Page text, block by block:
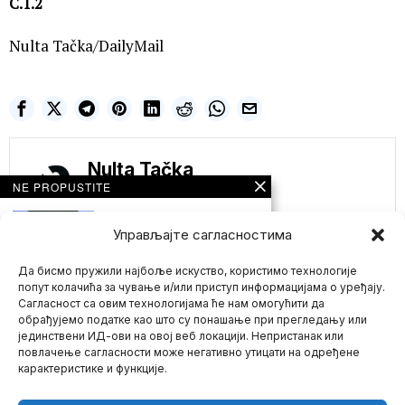
Управљајте сагласностима
Да бисмо пружили најбоље искуство, користимо технологије
попут колачића за чување и/или приступ информацијама о уређају.
Сагласност са овим технологијама ће нам омогућити да
обрађујемо податке као што су понашање при прегледању или
јединствени ИД-ови на овој веб локацији. Непристанак или
повлачење сагласности може негативно утицати на одређене
карактеристике и функције.
Nulta Tačka/DailyMail
Nulta Tačka
Mario zna Youtube
NE PROPUSTITE
neka druga
sredstva? Šolc
„učini prvi korak“ ka
mirnom rešavaju
sukoba u Ukrajini
Izgleda da prisustvujemo
poslednjim trzacijma
Zapada koji je svestan
poraza